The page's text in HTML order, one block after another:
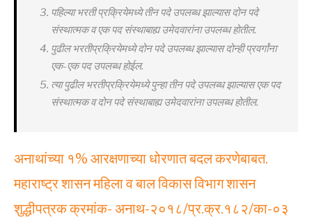
पहिल्या भरती प्रक्रियेमध्ये तीन पदे उपलब्ध झाल्यास दोन पदे
संस्थात्मक व एक पद संस्थाबाह्य उमेदवारांना उपलब्ध होतील.
पुढील भरतीप्रक्रियेमध्ये दोन पदे उपलब्ध झाल्यास दोन्ही प्रवर्गांना
एक-एक पद उपलब्ध होईल.
त्या पुढील भरतीप्रक्रियेमध्ये पुन्हा तीन पदे उपलब्ध झाल्यास एक पद
संस्थात्मक व दोन पदे संस्थाबाह्य उमेदवारांना उपलब्ध होतील.
अनाथांच्या १% आरक्षणाच्या धोरणात बदल करणेबाबत.
महाराष्ट्र शासन महिला व बाल विकास विभाग शासन
शुद्धीपत्रक क्रमांक- अनाथ-२०१८/प्र.क्र.१८२/का-०३